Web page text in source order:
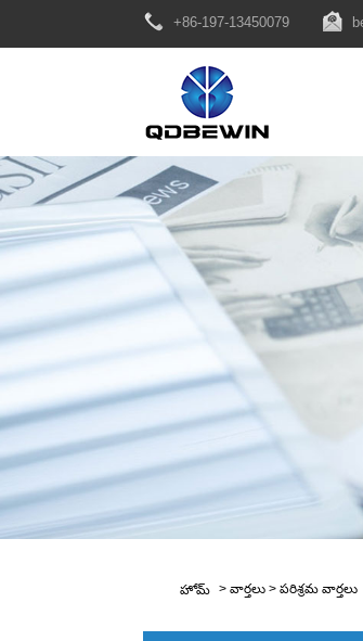
+86-197-13450079
హోమ్ > వార్తలు > పరిశ్రమ వార్తలు